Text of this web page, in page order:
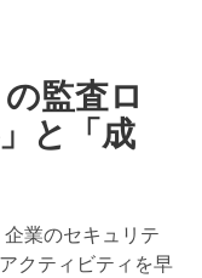
監査ロ
と「成
業のセキュリテ
クティビティを早